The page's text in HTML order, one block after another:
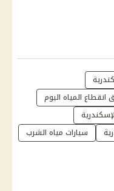
انقطاع المياه اليوم
سيارات مياه الشرب